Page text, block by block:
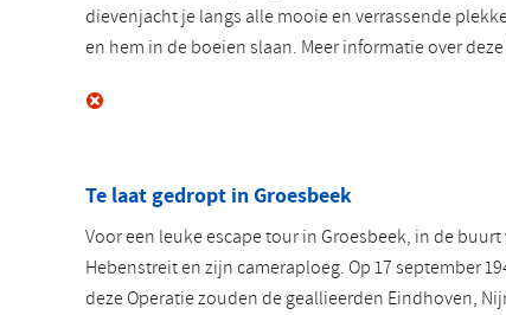
dievenjacht je langs alle mooie en verrassende
en hem in de boeien slaan. Meer informatie over
Te laat gedropt in Groesbeek
Voor een leuke escape tour in Groesbeek, in de
Hebenstreit en zijn cameraploeg. Op 17 september
deze Operatie zouden de geallieerden Eindhoven,